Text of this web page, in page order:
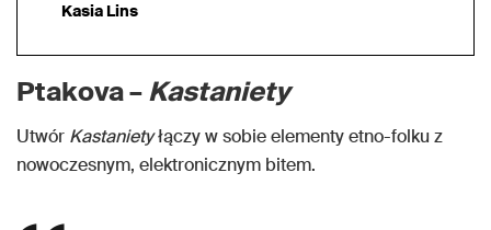
Kasia Lins
Ptakova –Kastaniety
Utwór Kastanietyłączy w sobie elementy etno-folku z
nowoczesnym, elektronicznym bitem.